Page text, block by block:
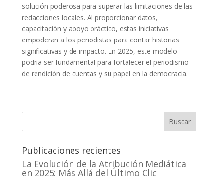
solución poderosa para superar las limitaciones de las
redacciones locales. Al proporcionar datos,
capacitación y apoyo práctico, estas iniciativas
empoderan a los periodistas para contar historias
significativas y de impacto. En 2025, este modelo
podría ser fundamental para fortalecer el periodismo
de rendición de cuentas y su papel en la democracia.
Buscar
Publicaciones recientes
La Evolución de la Atribución Mediática
en 2025: Más Allá del Último Clic